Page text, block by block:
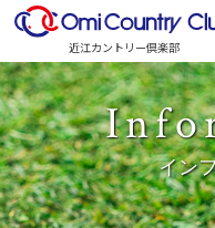
近江カントリー倶楽部
イン